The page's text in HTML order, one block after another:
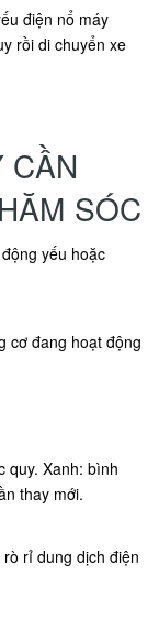
điện nổ máy
rồi di chuyển xe
CẦN
SÓC
yếu hoặc
cơ đang hoạt động
quy. Xanh: bình
thay mới.
rỉ dung dịch điện